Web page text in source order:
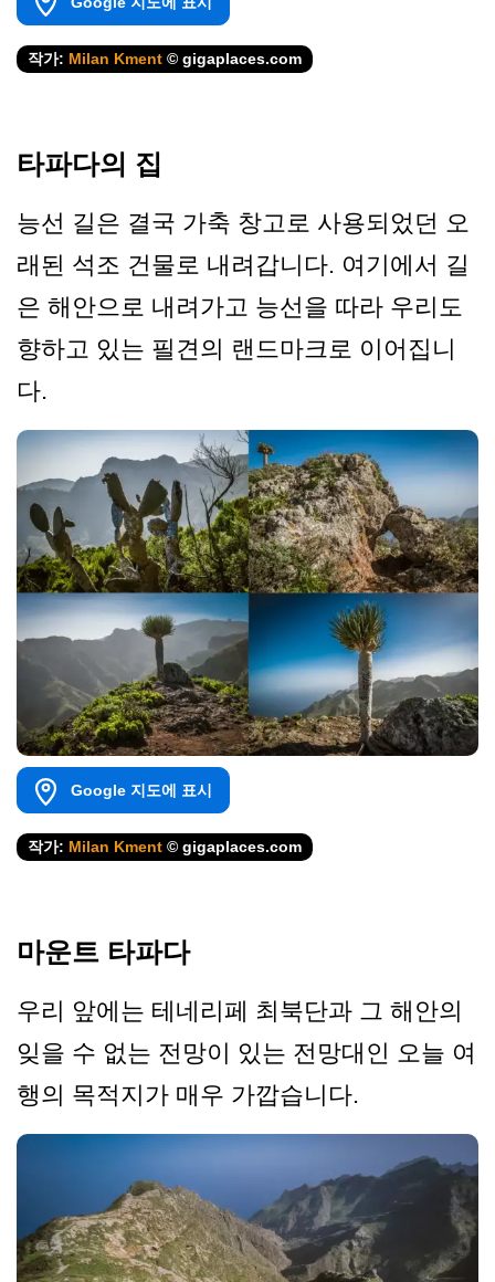
작가: Milan Kment © gigaplaces.com
타파다의 집
능선 길은 결국 가축 창고로 사용되었던 오
래된 석조 건물로 내려갑니다. 여기에서 길
은 해안으로 내려가고 능선을 따라 우리도
향하고 있는 필견의 랜드마크로 이어집니
다.
Google 지도에 표시
작가: Milan Kment © gigaplaces.com
마운트 타파다
우리 앞에는 테네리페 최북단과 그 해안의
잊을 수 없는 전망이 있는 전망대인 오늘 여
행의 목적지가 매우 가깝습니다.